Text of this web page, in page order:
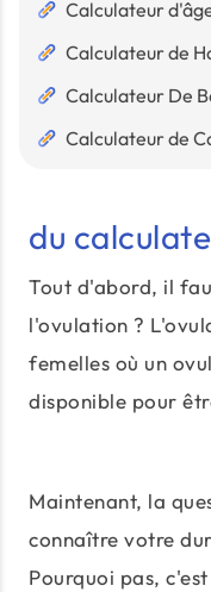
Calculateur
Calculateur de
Calculateur De
Calculateur de
du
Tout d'abord, il
l'ovulation ?
femelles où un
disponible pour
Maintenant, la
connaître votre
Pourquoi pas,